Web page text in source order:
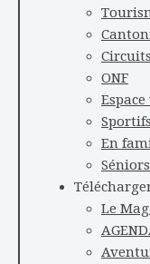
ONF
Sportifs
En
Séniors
Le